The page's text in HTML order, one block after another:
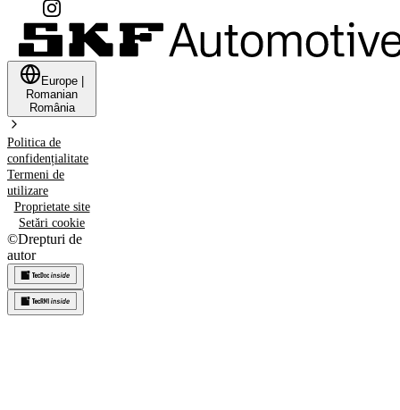
Europe
Romanian
România
Politica de
confidențialitate
Termeni de
utilizare
Proprietate site
Setări cookie
©Drepturi de
autor